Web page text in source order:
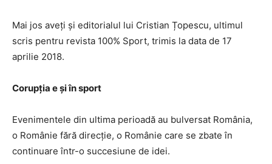
Mai jos aveți și editorialul lui Cristian Țopescu, ultimul
scris pentru revista 100% Sport, trimis la data de 17
aprilie 2018.
Corupţia e şi în sport
Evenimentele din ultima perioadă au bulversat România,
o Românie fără direcţie, o Românie care se zbate în
continuare într-o succesiune de idei.